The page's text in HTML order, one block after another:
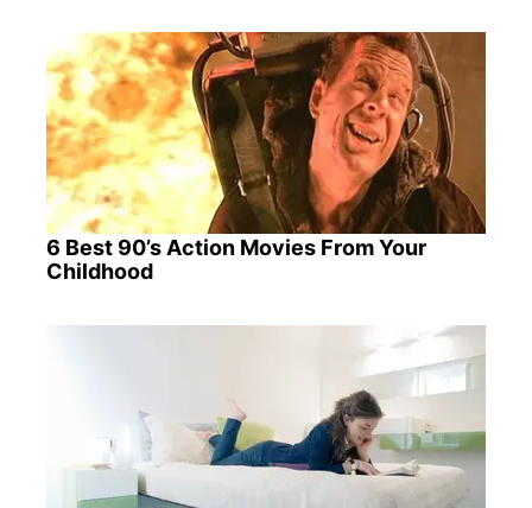
6 Best 90’s Action Movies From Your
Childhood